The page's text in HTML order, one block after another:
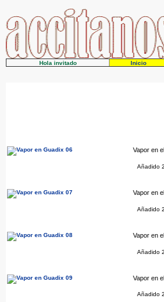
Hola invitado Inicio
Vapor en
Añadido
Vapor en
Añadido
Vapor en
Añadido
Vapor en
Añadido